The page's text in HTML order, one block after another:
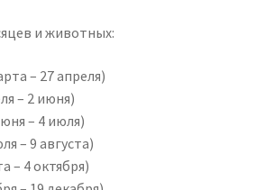
и животных:
– 27 апреля)
– 2 июня)
– 4 июля)
– 9 августа)
– 4 октября)